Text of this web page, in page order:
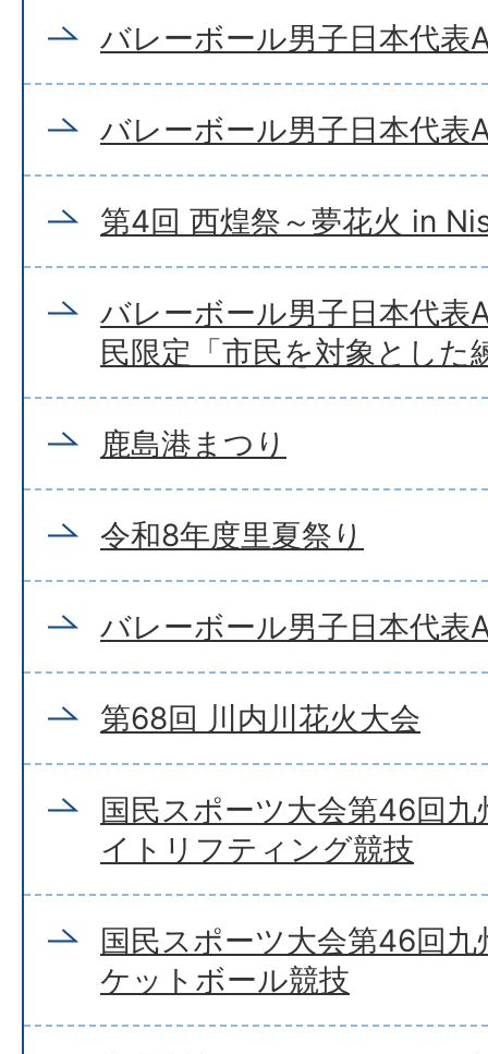
バレーボール男子日本代表
バレーボール男子日本代表
第4回 西煌祭～夢花火 in
バレーボール男子日本代表
民限定「市民を対象とした
鹿島港まつり
令和8年度里夏祭り
バレーボール男子日本代表
第68回 川内川花火大会
国民スポーツ大会第46回
イトリフティング競技
国民スポーツ大会第46回
ケットボール競技